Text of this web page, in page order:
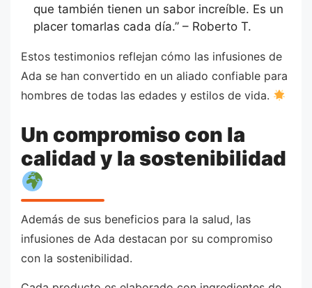
que también tienen un sabor increíble. Es un
placer tomarlas cada día.” – Roberto T.
Estos testimonios reflejan cómo las infusiones de
Ada se han convertido en un aliado confiable para
hombres de todas las edades y estilos de vida.
Un compromiso con la
calidad y la sostenibilidad
Además de sus beneficios para la salud, las
infusiones de Ada destacan por su compromiso
con la sostenibilidad.